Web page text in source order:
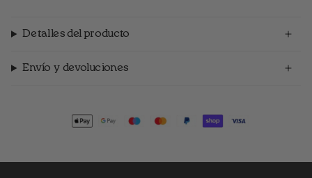
Detalles del producto
Envío y devoluciones